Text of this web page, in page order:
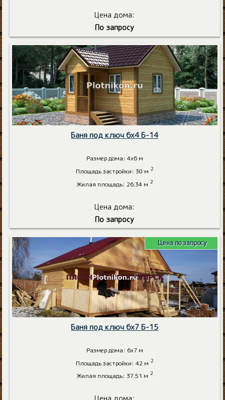
Цена дома:
По запросу
Баня под ключ 6х4 Б-14
Размер дома: 4х6 м
Площадь застройки: 30 м 2
Жилая площадь: 26.34 м 2
Цена дома:
По запросу
Цена по запросу
Баня под ключ 6х7 Б-15
Размер дома: 6х7 м
Площадь застройки: 42 м 2
Жилая площадь: 37.51 м 2